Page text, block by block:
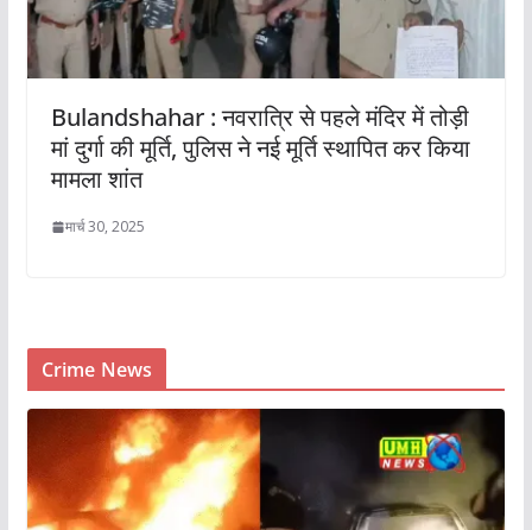
Bulandshahar : नवरात्रि से पहले मंदिर में तोड़ी
मां दुर्गा की मूर्ति, पुलिस ने नई मूर्ति स्थापित कर किया
मामला शांत
मार्च 30, 2025
Crime News